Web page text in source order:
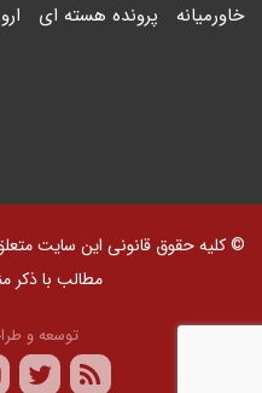
خاورمیانه پرونده هسته ای
© کلیه حقوق قانونی این سایت
مطالب با ذکر
توسعه و